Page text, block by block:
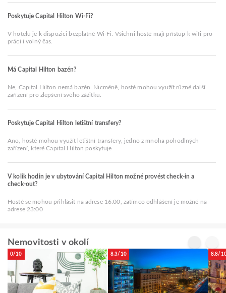
Poskytuje Capital Hilton Wi-Fi?
V hotelu je k dispozici bezplatné Wi-Fi. Všichni hosté mají přístup k wifi pro
práci i volný čas.
Má Capital Hilton bazén?
Ne, Capital Hilton nemá bazén. Nicméně, hosté mohou využít různé další
zařízení pro zlepšení svého zážitku.
Poskytuje Capital Hilton letištní transfery?
Ano, hosté mohou využít letištní transfery, jedno z mnoha pohodlných
zařízení, které Capital Hilton poskytuje
V kolik hodin je v ubytování Capital Hilton možné provést check-in a
check-out?
Hosté se mohou přihlásit na adrese 16:00, zatímco odhlášení je možné na
adrese 23:00
Nemovitosti v okolí
0/10 8.3/10 8.8/